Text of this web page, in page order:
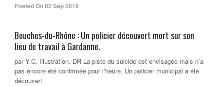
Posted On 02 Sep 2018
Bouches-du-Rhône : Un policier découvert mort sur son
lieu de travail à Gardanne.
par Y.C. Illustration. DR La piste du suicide est envisagée mais n’a
pas encore été confirmée pour l’heure. Un policier municipal a été
découvert